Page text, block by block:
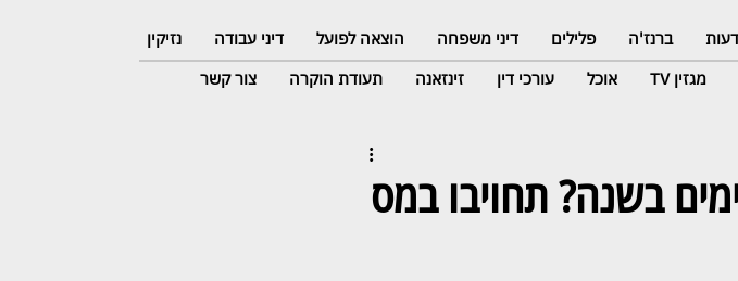
דעות ברנז'ה פלילים דיני משפחה הוצאה לפועל דיני עבודה
נזיקין
מגזין TV אוכל עורכי דין זינזאנה תעודת הוקרה צור קשר
בישראל יותר מ־75 ימים בשנה? תחויבו במס